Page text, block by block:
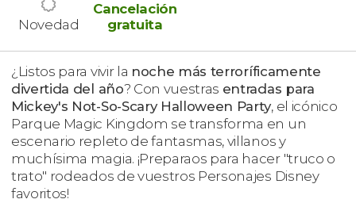
Novedad
Cancelación
gratuita
¿Listos para vivir la noche más terroríficamente
divertida del año? Con vuestras entradas para
Mickey's Not-So-Scary Halloween Party, el icónico
Parque Magic Kingdom se transforma en un
escenario repleto de fantasmas, villanos y
muchísima magia. ¡Preparaos para hacer "truco o
trato" rodeados de vuestros Personajes Disney
favoritos!